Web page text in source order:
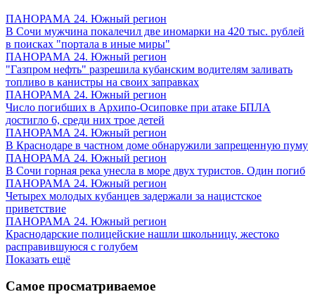
ПАНОРАМА 24. Южный регион
В Сочи мужчина покалечил две иномарки на 420 тыс. рублей
в поисках "портала в иные миры"
ПАНОРАМА 24. Южный регион
"Газпром нефть" разрешила кубанским водителям заливать
топливо в канистры на своих заправках
ПАНОРАМА 24. Южный регион
Число погибших в Архипо-Осиповке при атаке БПЛА
достигло 6, среди них трое детей
ПАНОРАМА 24. Южный регион
В Краснодаре в частном доме обнаружили запрещенную пуму
ПАНОРАМА 24. Южный регион
В Сочи горная река унесла в море двух туристов. Один погиб
ПАНОРАМА 24. Южный регион
Четырех молодых кубанцев задержали за нацистское
приветствие
ПАНОРАМА 24. Южный регион
Краснодарские полицейские нашли школьницу, жестоко
расправившуюся с голубем
Показать ещё
Самое просматриваемое